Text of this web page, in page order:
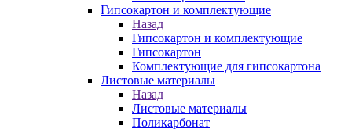
Гипсокартон и комплектующие
Назад
Гипсокартон и комплектующие
Гипсокартон
Комплектующие для гипсокартона
Листовые материалы
Назад
Листовые материалы
Поликарбонат